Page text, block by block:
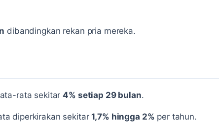
dibandingkan rekan pria mereka.
rata sekitar4% setiap 29 bulan.
diperkirakan sekitar1,7% hingga 2% per tahun.